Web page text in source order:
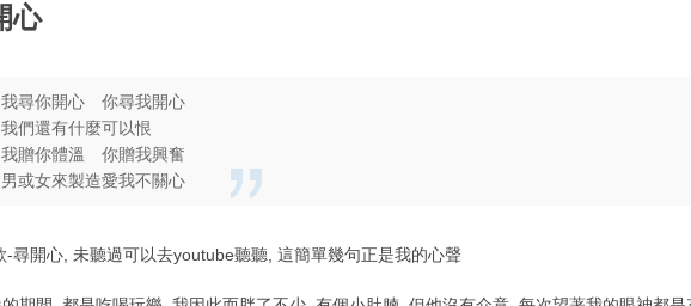
心
我尋你開心 你尋我開心
我們還有什麼可以恨
我贈你體溫 你贈我興奮
男或女來製造愛我不關心
-尋開心, 未聽過可以去youtube聽聽, 這簡單幾句正是我的心聲